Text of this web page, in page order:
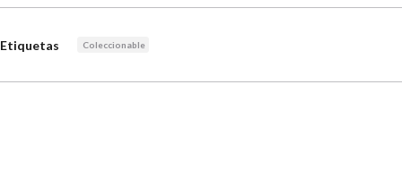
Etiquetas Coleccionable